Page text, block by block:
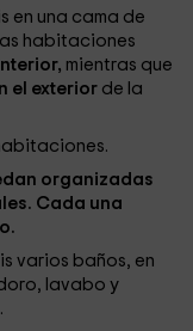
en una cama de
habitaciones
mientras que
el exterior de la
organizadas
Cada una
varios baños, en
lavabo y